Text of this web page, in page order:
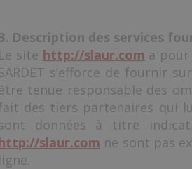
Description des services
Le site http://slaur.com a pour
s’efforce de fournir
tenue responsable des
des tiers partenaires qui
données à titre
slaur.com ne sont pas
ligne.